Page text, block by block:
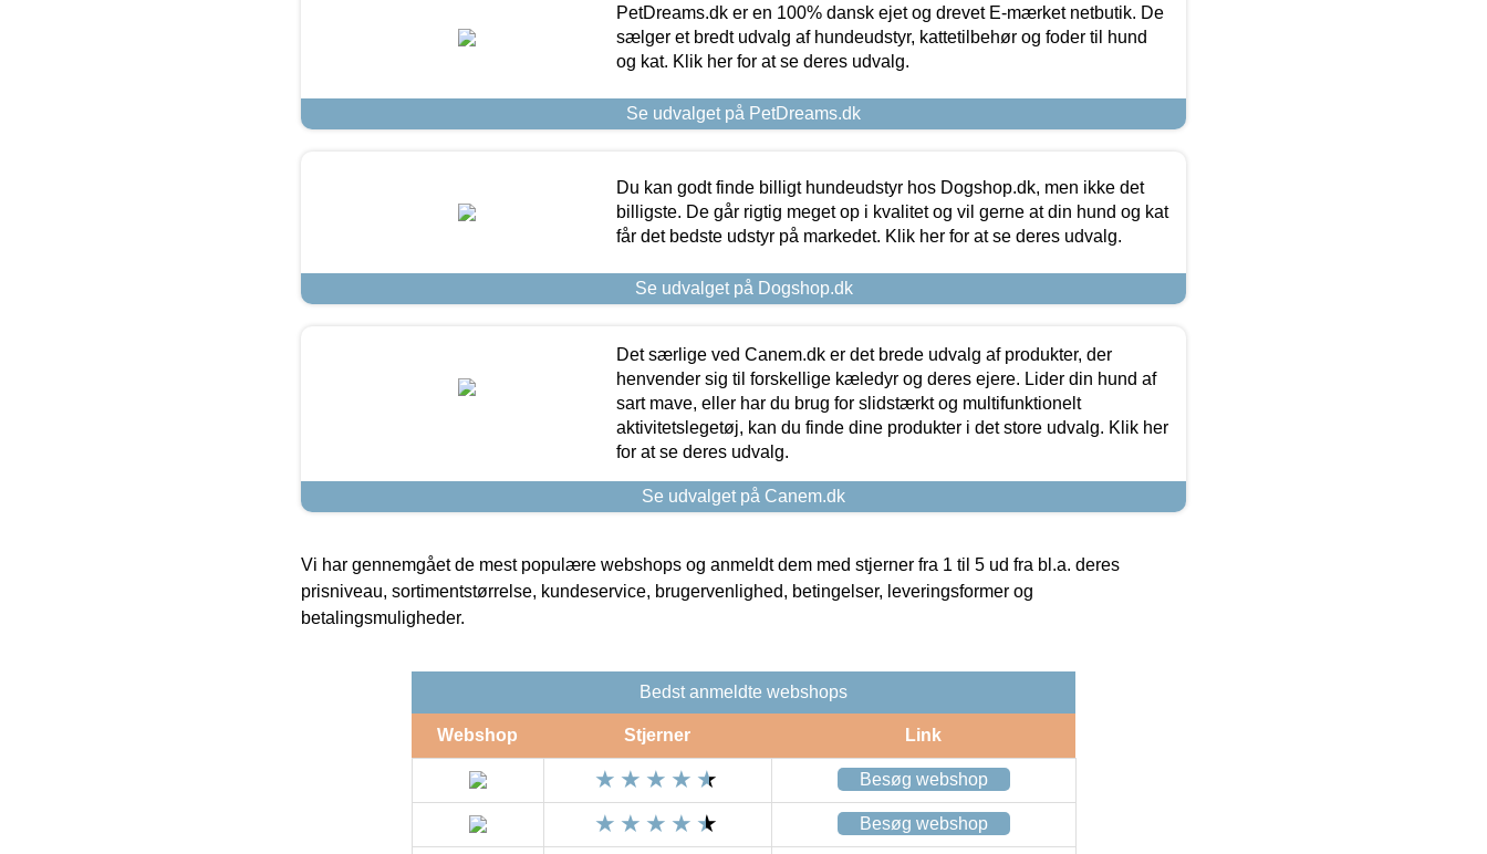
PetDreams.dk er en 100% dansk ejet og drevet E-mærket netbutik. De
sælger et bredt udvalg af hundeudstyr, kattetilbehør og foder til hund
og kat. Klik her for at se deres udvalg.
Se udvalget på PetDreams.dk
Du kan godt finde billigt hundeudstyr hos Dogshop.dk, men ikke det
billigste. De går rigtig meget op i kvalitet og vil gerne at din hund og kat
får det bedste udstyr på markedet. Klik her for at se deres udvalg.
Se udvalget på Dogshop.dk
Det særlige ved Canem.dk er det brede udvalg af produkter, der
henvender sig til forskellige kæledyr og deres ejere. Lider din hund af
sart mave, eller har du brug for slidstærkt og multifunktionelt
aktivitetslegetøj, kan du finde dine produkter i det store udvalg. Klik her
for at se deres udvalg.
Se udvalget på Canem.dk
Vi har gennemgået de mest populære webshops og anmeldt dem med stjerner fra 1 til 5 ud fra bl.a. deres
prisniveau, sortimentstørrelse, kundeservice, brugervenlighed, betingelser, leveringsformer og
betalingsmuligheder.
Bedst anmeldte webshops
Webshop Stjerner Link
Besøg webshop
Besøg webshop